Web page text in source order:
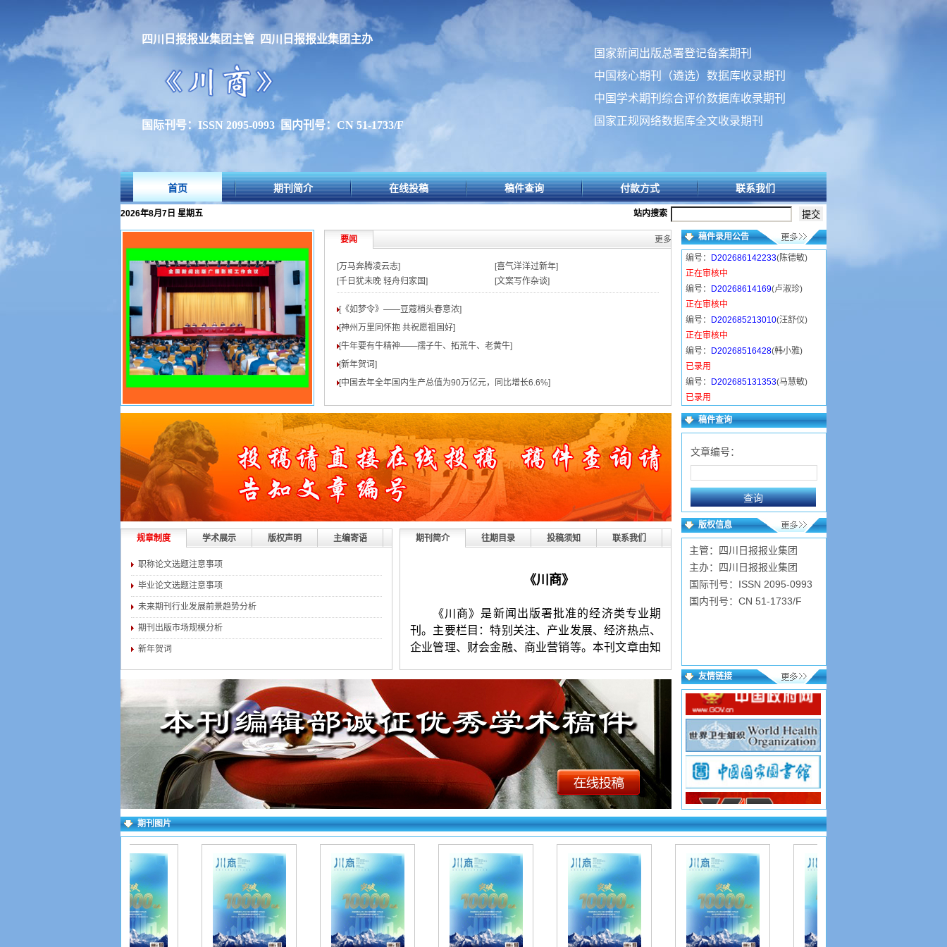
四川日报报业集团主管 四川日报报业集团主办
国际刊号：ISSN 2095-0993 国内刊号：CN 51-1733/F
国家新闻出版总署登记备案期刊
中国核心期刊（遴选）数据库收录期刊
中国学术期刊综合评价数据库收录期刊
国家正规网络数据库全文收录期刊
首页 期刊简介 在线投稿 稿件查询 付款方式 联系我们
2026年8月7日 星期五 站内搜索
要闻 更多>>
[万马奔腾凌云志]
[喜气洋洋过新年]
[千日犹未晚 轻舟归家国]
[文案写作杂谈]
[《如梦令》——豆蔻梢头春意浓]
[神州万里同怀抱 共祝愿祖国好]
[牛年要有牛精神——孺子牛、拓荒牛、老黄牛]
[新年贺词]
[中国去年全年国内生产总值为90万亿元，同比增长6.6%]
稿件录用公告
编号： D202686142233(陈德敏)
正在审核中
编号：
D20268614169(卢淑珍)
正在审核中
编号：
D202685213010(汪舒仪)
正在审核中
编号：
D20268516428(韩小雅)
已录用
编号：
D202685131353(马慧敏)
已录用
编号：D202684153942(卫东丽)
正在审核中
已录用
已录用
编号：D2026839519(张广华)
已录用
编号：D2026839955(程凤兰)
已录用
稿件查询
文章编号：
规章制度 学术展示 版权声明 主编寄语
职称论文选题注意事项
毕业论文选题注意事项
未来期刊行业发展前景趋势分析
期刊出版市场规模分析
新年贺词
期刊简介 往期目录 投稿须知 联系我们
《川商》
《川商》是新闻出版署批准的经济类专业期
刊。主要栏目：特别关注、产业发展、经济热点、
企业管理、财会金融、商业营销等。本刊文章由知
《川商》投稿须知：
1.投稿要求：观点新颖，层次清楚，语言简
练，数据准确。字数以4500-8000字符为宜（3版
发）。署名不超过3人。第一作者附简介。来稿保
证无抄袭，严禁一稿多投。编辑部有权对录用稿件
进行适当修删。
2.投稿方法：网站首页点击“在线投稿”，按要
求逐项填写相关信息，上传word格式文档。投好在
右上角查询，看到名字和编号为成功，看不到则为
失败。初审录用稿件，加对接编辑Q时，验证写第
《川商》（文章快速发表 投稿网址如下：
http://www.zcfbkk.top/products.asp?
id=7805
版权信息
主管：四川日报报业集团
主办：四川日报报业集团
国际刊号：ISSN 2095-0993
国内刊号：CN 51-1733/F
友情链接
期刊图片